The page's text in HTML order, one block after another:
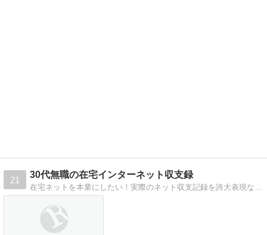
21
30代無職の在宅インターネット収支録